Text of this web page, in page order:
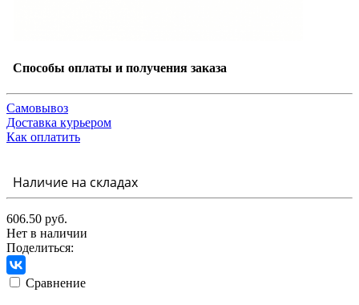
Способы оплаты и получения заказа
Самовывоз
Доставка курьером
Как оплатить
Наличие на складах
606.50 руб.
Нет в наличии
Поделиться:
Сравнение